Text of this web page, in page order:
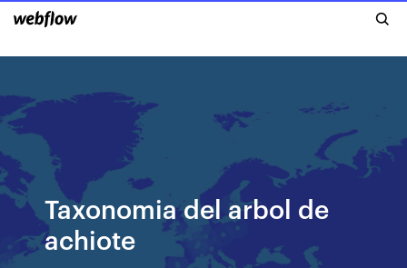
Taxonomia del arbol de
achiote